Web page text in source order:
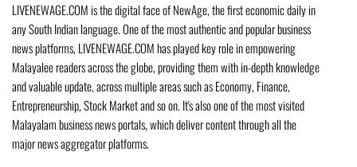
LIVENEWAGE.COM is the digital face of NewAge, the first economic daily in
any South Indian language. One of the most authentic and popular business
news platforms, LIVENEWAGE.COM has played key role in empowering
Malayalee readers across the globe, providing them with in-depth knowledge
and valuable update, across multiple areas such as Economy, Finance,
Entrepreneurship, Stock Market and so on. It's also one of the most visited
Malayalam business news portals, which deliver content through all the
major news aggregator platforms.